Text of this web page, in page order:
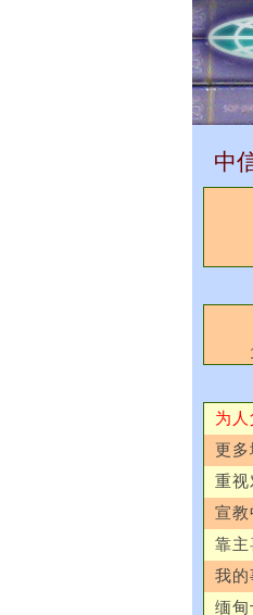
中
为
更多
重视
宣教
靠主
我的
缅甸